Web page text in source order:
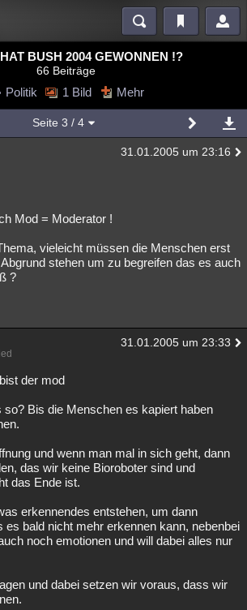
Blogs
Mystery Kriminalfälle
Unterhaltung
Orte Esoterik Literatur
Verbesserungen Allmystery English
Alle
BUSH 2004 GEWONNEN !?
66 Beiträge
Politik 1 Bild Mehr
Seite 3 / 4
31.01.2005 um 23:16
Mod = Moderator !
vieleicht müssen die Menschen erst
stehen um zu begreifen das es auch
?
31.01.2005 um 23:33
der mod
so? Bis die Menschen es kapiert haben
und wenn man mal in sich geht, dann
das wir keine Bioroboter sind und
das Ende ist.
erkennendes entstehen, um dann
es bald nicht mehr erkennen kann, nebenbei
noch emotionen und will dabei alles nur
und dabei setzen wir voraus, dass wir